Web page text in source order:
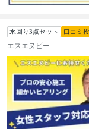
水回り3点セット 口コミ
エスエヌビー